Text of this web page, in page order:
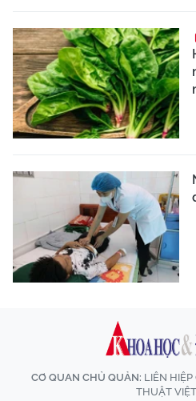
CƠ QUAN CHỦ QUẢN: LIÊN
THUẬT